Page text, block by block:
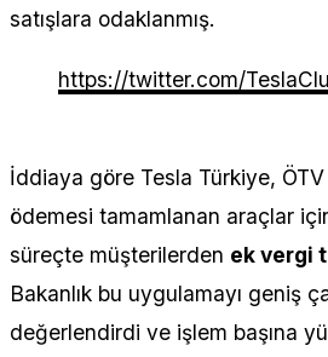
satışlara odaklanmış.
https://twitter.com/
İddiaya göre Tesla Türkiye, ÖTV
ödemesi tamamlanan araçlar
süreçte müşterilerden ek vergi
Bakanlık bu uygulamayı geniş
değerlendirdi ve işlem başına